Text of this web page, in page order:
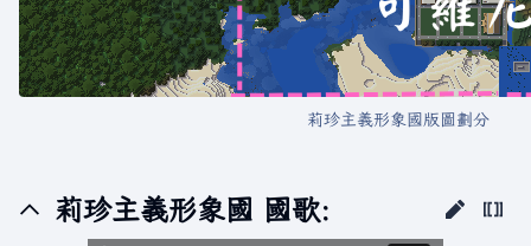
莉珍主義形象國版圖劃分
莉珍主義形象國 國歌: